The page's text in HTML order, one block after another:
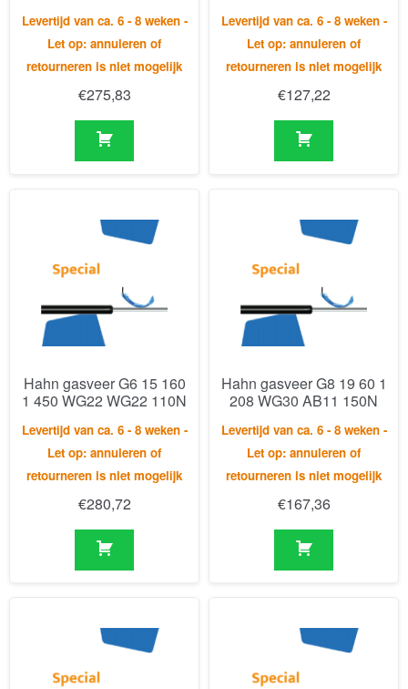
Levertijd van ca. 6 - 8 weken -
Let op: annuleren of
retourneren is niet mogelijk
€275,83
Levertijd van ca. 6 - 8 weken -
Let op: annuleren of
retourneren is niet mogelijk
€127,22
Hahn gasveer G6 15 160
1 450 WG22 WG22 110N
Levertijd van ca. 6 - 8 weken -
Let op: annuleren of
retourneren is niet mogelijk
€280,72
Hahn gasveer G8 19 60 1
208 WG30 AB11 150N
Levertijd van ca. 6 - 8 weken -
Let op: annuleren of
retourneren is niet mogelijk
€167,36